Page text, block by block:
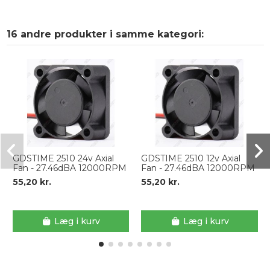
16 andre produkter i samme kategori:
GDSTIME 2510 24v Axial
Fan - 27.46dBA 12000RPM
55,20 kr.
Læg i kurv
GDSTIME 2510 12v Axial
Fan - 27.46dBA 12000RPM
55,20 kr.
Læg i kurv